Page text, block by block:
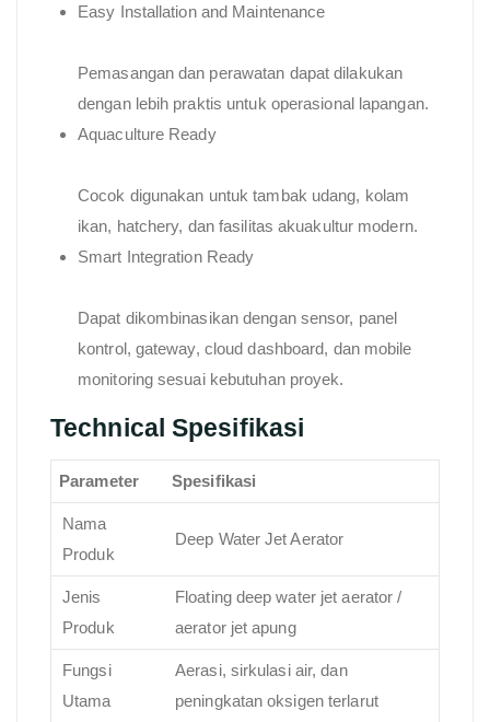
Easy Installation and Maintenance
Pemasangan dan perawatan dapat dilakukan
dengan lebih praktis untuk operasional lapangan.
Aquaculture Ready
Cocok digunakan untuk tambak udang, kolam
ikan, hatchery, dan fasilitas akuakultur modern.
Smart Integration Ready
Dapat dikombinasikan dengan sensor, panel
kontrol, gateway, cloud dashboard, dan mobile
monitoring sesuai kebutuhan proyek.
Technical Spesifikasi
Parameter Spesifikasi
Nama
Produk
Deep Water Jet Aerator
Jenis
Produk
Floating deep water jet aerator /
aerator jet apung
Fungsi
Utama
Aerasi, sirkulasi air, dan
peningkatan oksigen terlarut